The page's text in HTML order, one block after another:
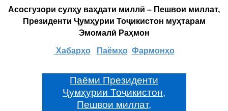
Асосгузори сулҳу ваҳдати миллӣ – Пешвои миллат,
Президенти Ҷумҳурии Тоҷикистон муҳтарам
Эмомалӣ Раҳмон
Хабарҳо Паёмҳо Фармонҳо
Паёми Президенти
Ҷумҳурии Тоҷикистон,
Пешвои миллат,